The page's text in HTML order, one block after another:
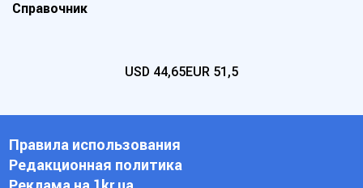
Справочник
USD 44,65EUR 51,5
Правила использования
Редакционная политика